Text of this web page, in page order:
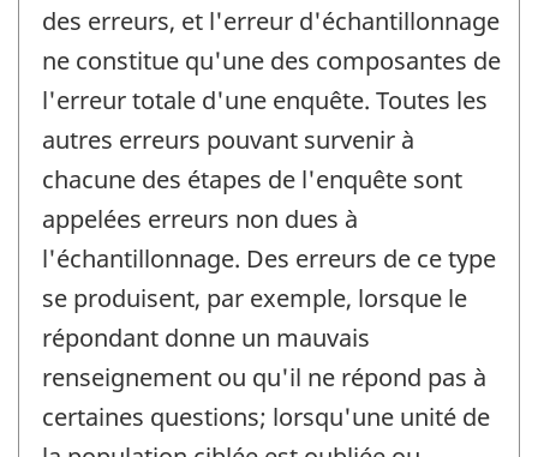
des erreurs, et l'erreur d'échantillonnage
ne constitue qu'une des composantes de
l'erreur totale d'une enquête. Toutes les
autres erreurs pouvant survenir à
chacune des étapes de l'enquête sont
appelées erreurs non dues à
l'échantillonnage. Des erreurs de ce type
se produisent, par exemple, lorsque le
répondant donne un mauvais
renseignement ou qu'il ne répond pas à
certaines questions; lorsqu'une unité de